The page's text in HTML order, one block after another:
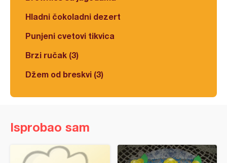
Hladni čokoladni dezert
Punjeni cvetovi tikvica
Brzi ručak (3)
Džem od breskvi (3)
Isprobao sam